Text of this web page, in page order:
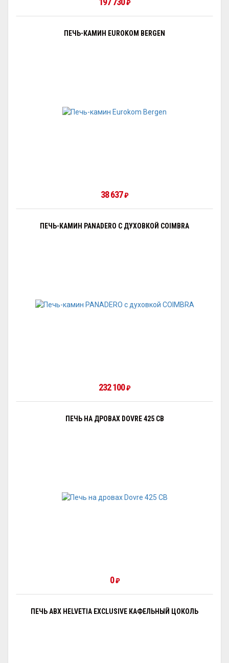
₽
ПЕЧЬ-КАМИН EUROKOM BERGEN
38 637₽
ПЕЧЬ-КАМИН PANADERO С ДУХОВКОЙ COIMBRA
232 100₽
ПЕЧЬ НА ДРОВАХ DOVRE 425 CB
0₽
ПЕЧЬ ABX HELVETIA EXCLUSIVE КАФЕЛЬНЫЙ ЦОКОЛЬ